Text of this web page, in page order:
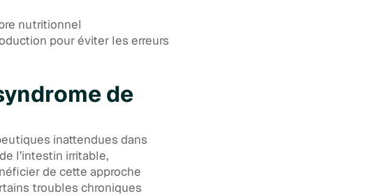
nutritionnel
pour éviter les erreurs
de
inattendues dans
l’intestin irritable,
de cette approche
troubles chroniques